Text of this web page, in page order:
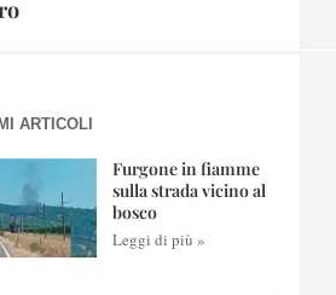
ARTICOLI
Furgone in fiamme
sulla strada vicino al
bosco
Leggi di più »